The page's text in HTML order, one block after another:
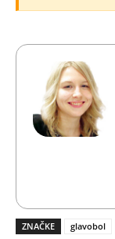
ZNAČKE glavobol